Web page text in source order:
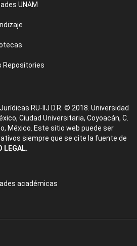
UNAM
Repositories
RU-IIJ D.R. © 2018. Universidad
Ciudad Universitaria, Coyoacán, C.
México. Este sitio web puede ser
siempre que se cite la fuente de
LEGAL.
académicas